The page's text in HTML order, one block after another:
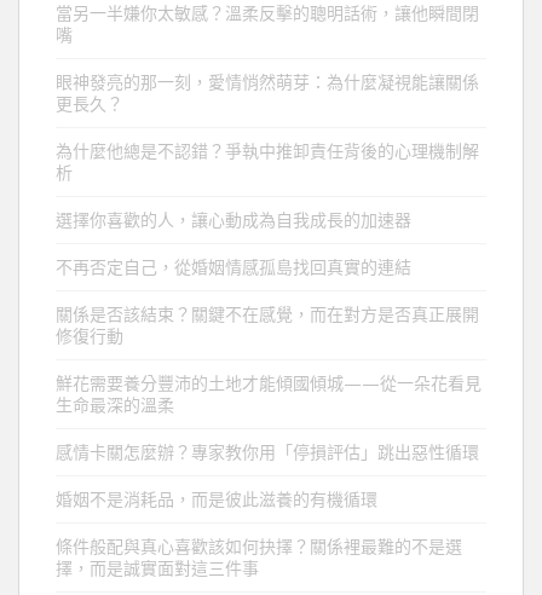
當另一半嫌你太敏感？溫柔反擊的聰明話術，讓他瞬間閉
嘴
眼神發亮的那一刻，愛情悄然萌芽：為什麼凝視能讓關係
更長久？
為什麼他總是不認錯？爭執中推卸責任背後的心理機制解
析
選擇你喜歡的人，讓心動成為自我成長的加速器
不再否定自己，從婚姻情感孤島找回真實的連結
關係是否該結束？關鍵不在感覺，而在對方是否真正展開
修復行動
鮮花需要養分豐沛的土地才能傾國傾城——從一朵花看見
生命最深的溫柔
感情卡關怎麼辦？專家教你用「停損評估」跳出惡性循環
婚姻不是消耗品，而是彼此滋養的有機循環
條件般配與真心喜歡該如何抉擇？關係裡最難的不是選
擇，而是誠實面對這三件事